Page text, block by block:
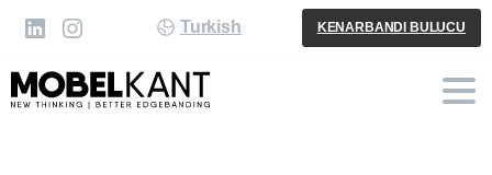
Turkish KENARBANDI BULUCU